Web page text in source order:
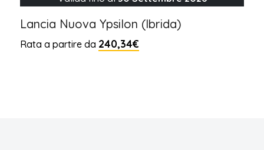
Lancia Nuova Ypsilon (Ibrida)
Rata a partire da 240,34€